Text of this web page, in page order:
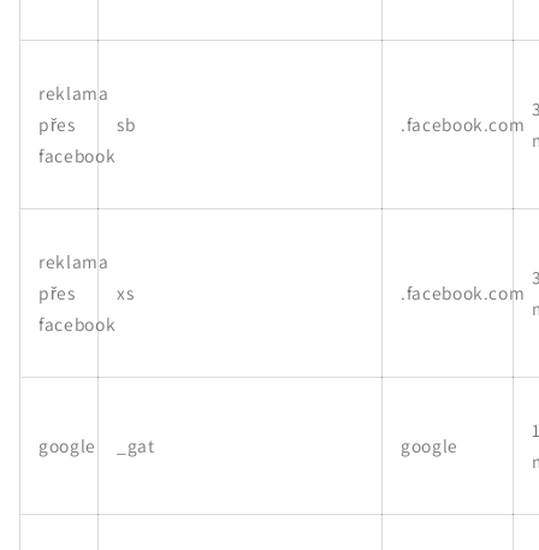
reklama
přes
facebook
sb .facebook.com
reklama
přes
facebook
xs .facebook.com
google _gat google